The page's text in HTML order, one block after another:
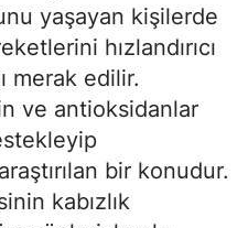
yaşayan kişilerde
hızlandırıcı
merak edilir.
ve antioksidanlar
bir konudur.
kabızlık